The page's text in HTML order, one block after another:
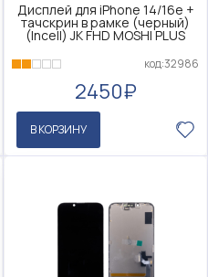
Дисплей для iPhone 14/16e +
тачскрин в рамке (черный)
(Incell) JK FHD MOSHI PLUS
код:32986
2450₽
В КОРЗИНУ